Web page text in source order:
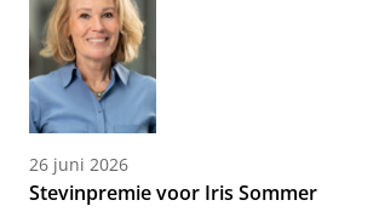
26 juni 2026
Stevinpremie voor Iris Sommer